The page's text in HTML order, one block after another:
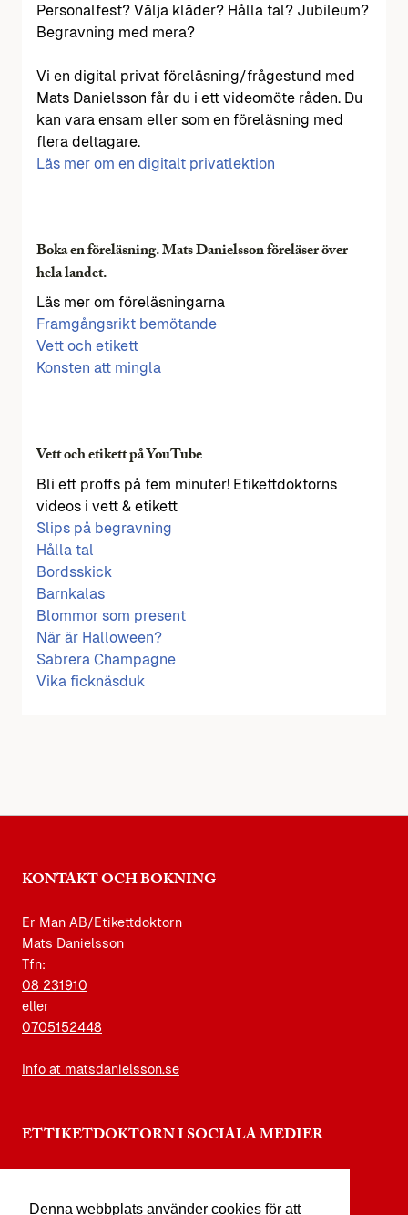
Denna webbplats använder cookies för att
Personalfest? Välja kläder? Hålla tal? Jubileum?
Begravning med mera?
Vi en digital privat föreläsning/frågestund med
Mats Danielsson får du i ett videomöte råden. Du
kan vara ensam eller som en föreläsning med
flera deltagare.
Läs mer om en digitalt privatlektion
Boka en föreläsning. Mats Danielsson föreläser över
hela landet.
Läs mer om föreläsningarna
Framgångsrikt bemötande
Vett och etikett
Konsten att mingla
Vett och etikett på YouTube
Bli ett proffs på fem minuter! Etikettdoktorns
videos i vett & etikett
Slips på begravning
Hålla tal
Bordsskick
Barnkalas
Blommor som present
När är Halloween?
Sabrera Champagne
Vika ficknäsduk
KONTAKT OCH BOKNING
Er Man AB/Etikettdoktorn
Mats Danielsson
Tfn:
08 231910
eller
0705152448
Info at matsdanielsson.se
ETTIKETDOKTORN I SOCIALA MEDIER
facebook.com/etikettdoktorn